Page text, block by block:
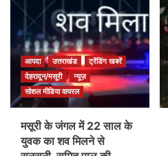
आपदा उत्तराखंड
ट्रेंडिंग खबरें
देहरादून/मसूरी
न्यूज़
सोशल मीडिया वायरल
मसूरी के जंगल में 22 साल के
युवक का शव मिलने से